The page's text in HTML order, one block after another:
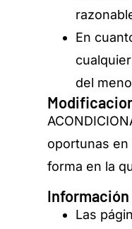
En
del
oportunas
forma en la
Información
Las